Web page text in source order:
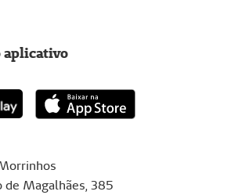
de Magalhães, 385
aplicativo